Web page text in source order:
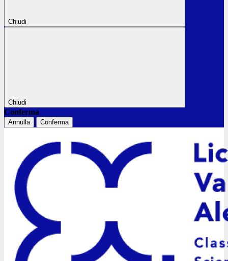
Chiudi
Chiudi
Conferma
Annulla Conferma